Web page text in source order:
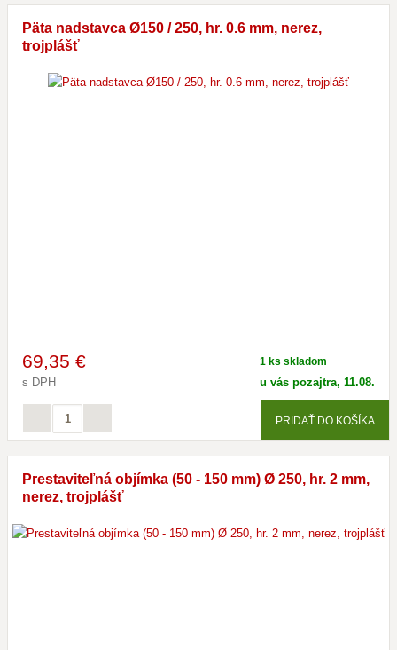
Päta nadstavca Ø150 / 250, hr. 0.6 mm, nerez,
trojplášť
69,35 €
s DPH
1 ks skladom
u vás pozajtra, 11.08.
PRIDAŤ DO KOŠÍKA
Prestaviteľná objímka (50 - 150 mm) Ø 250, hr. 2 mm,
nerez, trojplášť